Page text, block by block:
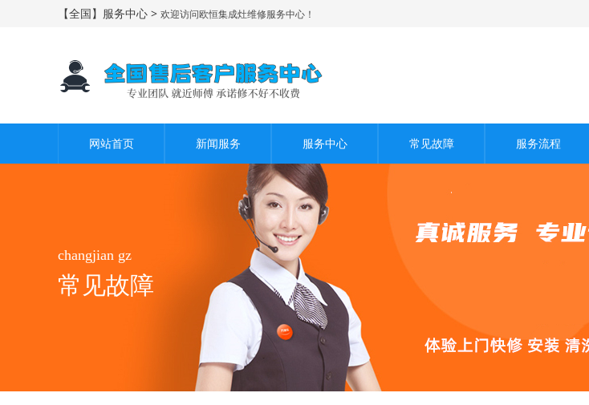
【全国】服务中心 > 欢迎访问欧恒集成灶维修服务中心！
网站首页 新闻服务 服务中心 常见故障 服务流程
changjian gz
常见故障